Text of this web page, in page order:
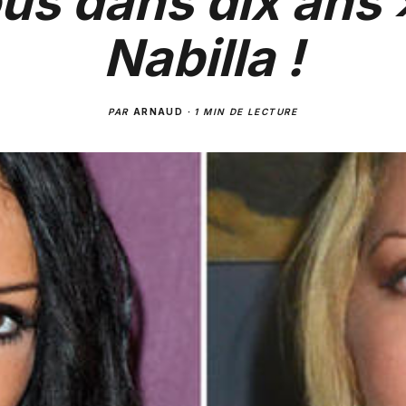
Nabilla !
PAR ARNAUD · 1 MIN DE LECTURE